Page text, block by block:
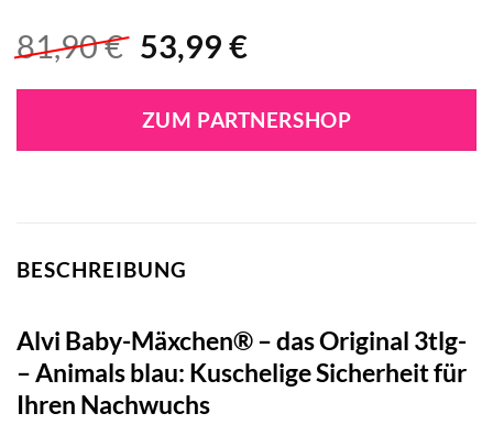
81,90€ Ursprünglicher
war:
81,90 €
53,99 €Aktueller
ist:
53,99 €.
ZUM PARTNERSHOP
BESCHREIBUNG
Alvi Baby-Mäxchen® – das Original 3tlg-
– Animals blau: Kuschelige Sicherheit für
Ihren Nachwuchs